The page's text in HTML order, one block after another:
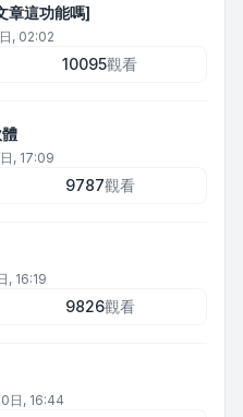
章這功能嗎]
, 02:02
10095觀看
, 17:09
9787觀看
, 16:19
9826觀看
日, 16:44